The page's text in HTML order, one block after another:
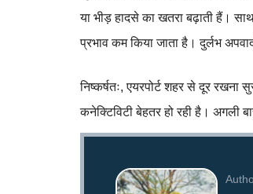
या भीड़ हादसे का खतरा बढ़ाती हैं।
प्रभाव कम किया जाता है। दुर्लभ
निष्कर्षतः, एयरपोर्ट शहर से दूर
कनेक्टिविटी बेहतर हो रही है। अगली